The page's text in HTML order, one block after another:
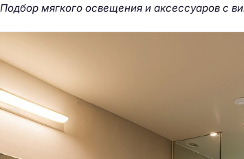
Подбор мягкого освещения и аксессуаров с